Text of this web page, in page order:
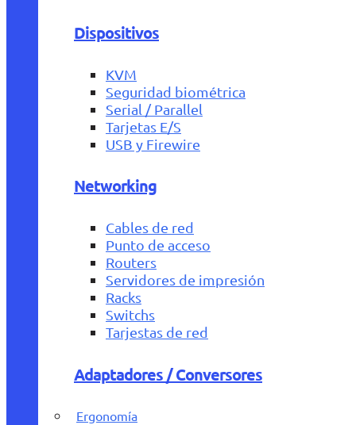
Dispositivos
KVM
Seguridad biométrica
Serial / Parallel
Tarjetas E/S
USB y Firewire
Networking
Cables de red
Punto de acceso
Routers
Servidores de impresión
Racks
Switchs
Tarjestas de red
Adaptadores / Conversores
Ergonomía